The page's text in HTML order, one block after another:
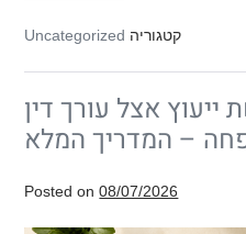
דרכי
(2026)
קטגוריה Uncategorized
ייעוץ אצל עורך דין
– המדריך המלא
Posted on 08/07/2026